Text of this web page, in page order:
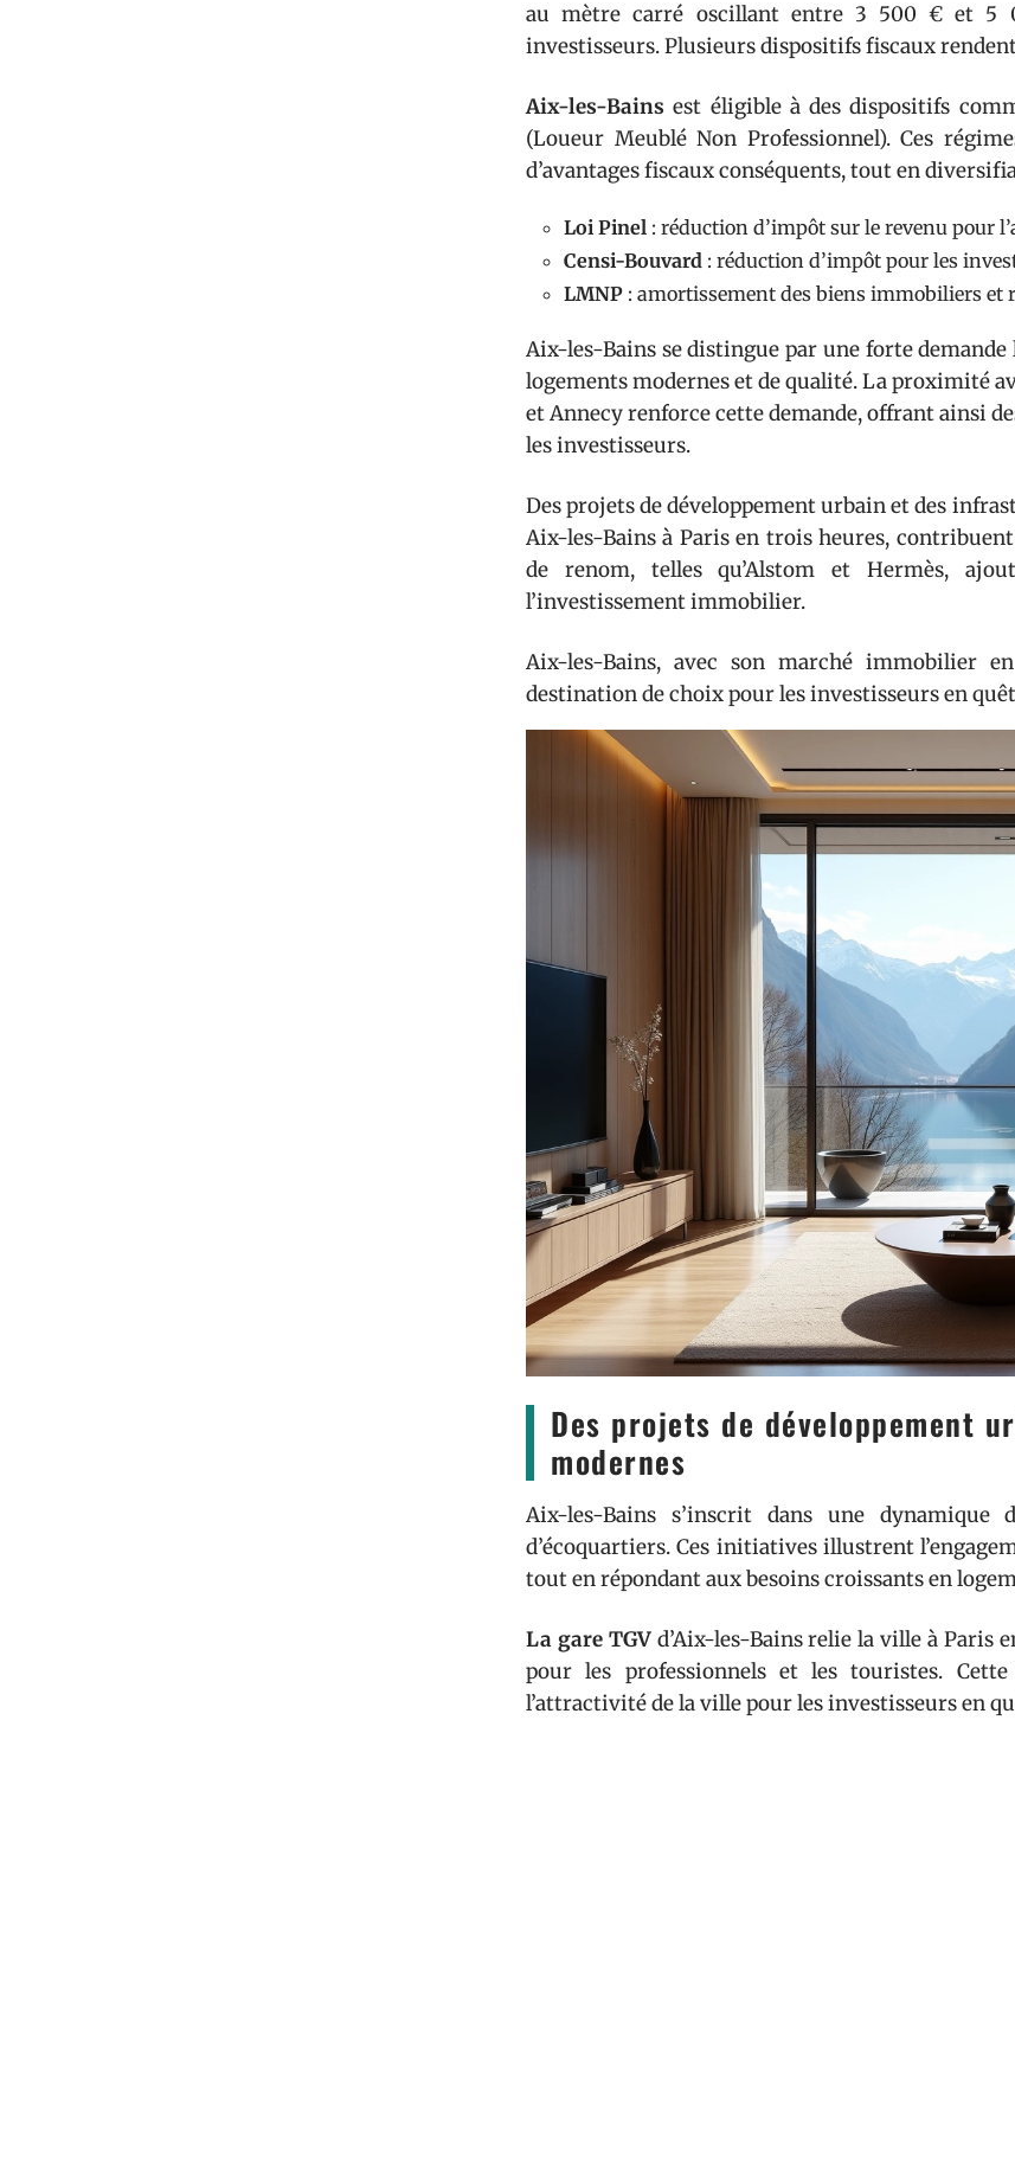
au mètre carré oscillant entre 3 500 € et 5
investisseurs. Plusieurs dispositifs fiscaux
Aix-les-Bains est éligible à des dispositifs
(Loueur Meublé Non Professionnel). Ces
d’avantages fiscaux conséquents, tout en
Loi Pinel : réduction d’impôt sur le revenu pour
Censi-Bouvard : réduction d’impôt pour les
LMNP : amortissement des biens immobiliers et
Aix-les-Bains se distingue par une forte
logements modernes et de qualité. La proximité
et Annecy renforce cette demande, offrant ainsi
les investisseurs.
Des projets de développement urbain et des
Aix-les-Bains à Paris en trois heures,
de renom, telles qu’Alstom et Hermès,
l’investissement immobilier.
Aix-les-Bains, avec son marché immobilier
destination de choix pour les investisseurs en
Des projets de développement
modernes
Aix-les-Bains s’inscrit dans une
d’écoquartiers. Ces initiatives illustrent
tout en répondant aux besoins croissants en
La gare TGVd’Aix-les-Bains relie la ville à Paris
pour les professionnels et les touristes.
l’attractivité de la ville pour les investisseurs en